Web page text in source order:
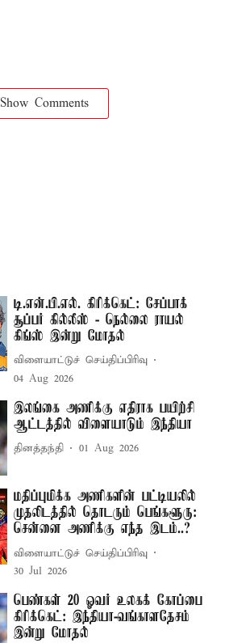
Show Comments
டி.என்.பி.எல். கிரிக்கெட்: சேப்பாக்
சூப்பர் கில்லீஸ் - நெல்லை ராயல்
கிங்ஸ் இன்று மோதல்
விளையாட்டுச் செய்திப்பிரிவு
04 Aug 2026
இலங்கை அணிக்கு எதிராக பயிற்சி
ஆட்டத்தில் விளையாடும் இந்தியா
தினத்தந்தி 01 Aug 2026
மதிப்புமிக்க அணிகளின் பட்டியலில்
முதலிடத்தில் தொடரும் பெங்களூரு:
சென்னை அணிக்கு எந்த இடம்..?
விளையாட்டுச் செய்திப்பிரிவு
30 Jul 2026
பெண்கள் 20 ஓவர் உலகக் கோப்பை
கிரிக்கெட்: இந்தியா-வங்காளதேசம்
இன்று மோதல்